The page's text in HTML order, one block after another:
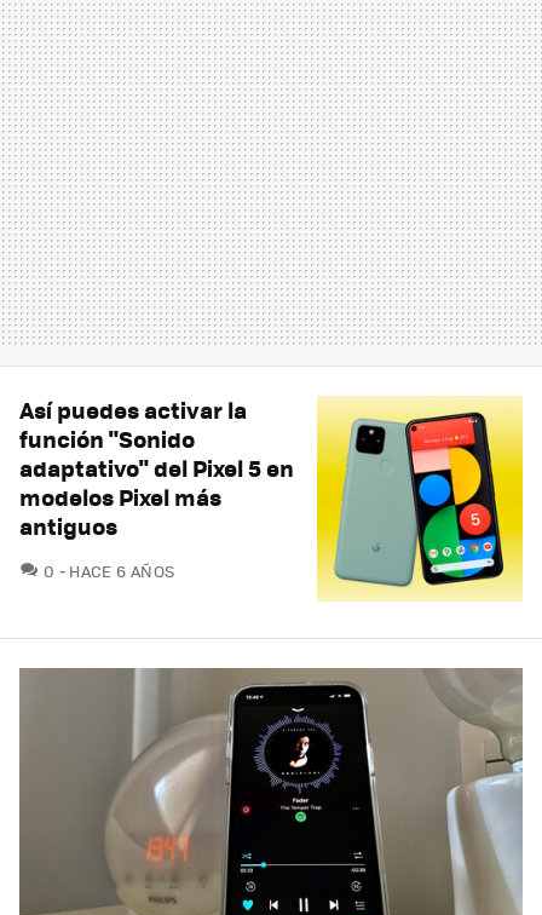
Así puedes activar la
función "Sonido
adaptativo" del Pixel 5 en
modelos Pixel más
antiguos
0 COMENTARIOS
HACE 6 AÑOS